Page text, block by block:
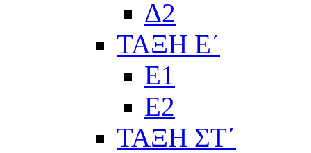
Δ2
ΤΑΞΗ Ε΄
Ε1
Ε2
ΤΑΞΗ ΣΤ΄